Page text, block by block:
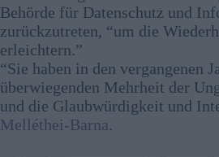
Behörde für Datenschutz und
zurückzutreten, “um die
erleichtern.”
“Sie haben in den vergangenen
überwiegenden Mehrheit der
und die Glaubwürdigkeit und
Melléthei-Barna.